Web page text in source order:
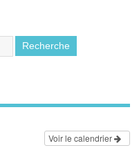
Voir le calendrier